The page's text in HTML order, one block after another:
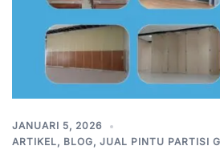
JANUARI 5, 2026
ARTIKEL, BLOG, JUAL PINTU PARTISI